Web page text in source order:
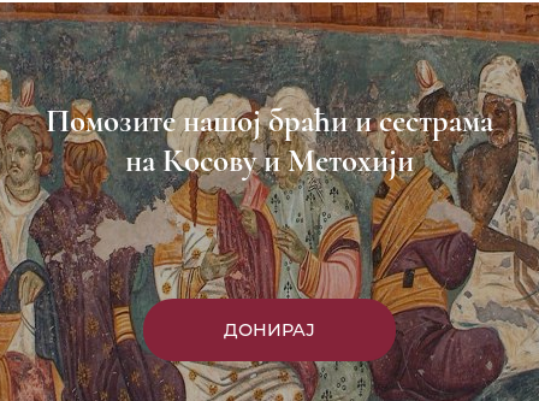
Помозите нашој браћи и сестрама
на Косову и Метохији
ДОНИРАЈ